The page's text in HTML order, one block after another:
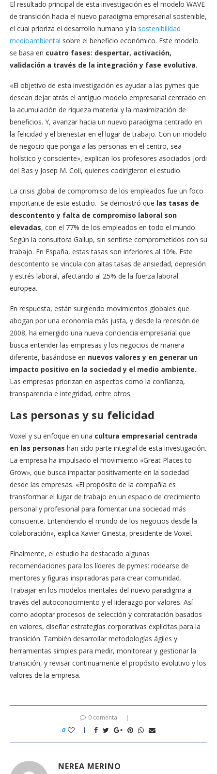
El resultado principal de esta investigación es el modelo WAVE
de transición hacia el nuevo paradigma empresarial sostenible,
el cual prioriza el desarrollo humano y la sostenibilidad
medioambiental sobre el beneficio económico. Este modelo
se basa en cuatro fases: despertar, activación,
validación a través de la integración y fase evolutiva.
«El objetivo de esta investigación es ayudar a las pymes que
desean dejar atrás el antiguo modelo empresarial centrado en
la acumulación de riqueza material y la maximización de
beneficios. Y, avanzar hacia un nuevo paradigma centrado en
la felicidad y el bienestar en el lugar de trabajo. Con un modelo
de negocio que ponga a las personas en el centro, sea
holístico y consciente», explican los profesores asociados Jordi
del Bas y Josep M. Coll, quienes codirigieron el estudio.
La crisis global de compromiso de los empleados fue un foco
importante de este estudio. Se demostró que las tasas de
descontento y falta de compromiso laboral son
elevadas, con el 77% de los empleados en todo el mundo.
Según la consultora Gallup, sin sentirse comprometidos con su
trabajo. En España, estas tasas son inferiores al 10%. Este
descontento se vincula con altas tasas de ansiedad, depresión
y estrés laboral, afectando al 25% de la fuerza laboral
europea.
En respuesta, están surgiendo movimientos globales que
abogan por una economía más justa, y desde la recesión de
2008, ha emergido una nueva conciencia empresarial que
busca entender las empresas y los negocios de manera
diferente, basándose en nuevos valores y en generar un
impacto positivo en la sociedad y el medio ambiente.
Las empresas priorizan en aspectos como la confianza,
transparencia e integridad, entre otros.
Las personas y su felicidad
Voxel y su enfoque en una cultura empresarial centrada
en las personas han sido parte integral de esta investigación.
La empresa ha impulsado el movimiento «Great Places to
Grow», que busca impactar positivamente en la sociedad
desde las empresas. «El propósito de la compañía es
transformar el lugar de trabajo en un espacio de crecimiento
personal y profesional para fomentar una sociedad más
consciente. Entendiendo el mundo de los negocios desde la
colaboración», explica Xavier Ginesta, presidente de Voxel.
Finalmente, el estudio ha destacado algunas
recomendaciones para los líderes de pymes: rodearse de
mentores y figuras inspiradoras para crear comunidad.
Trabajar en los modelos mentales del nuevo paradigma a
través del autoconocimiento y el liderazgo por valores. Así
como adoptar procesos de selección y contratación basados
en valores, diseñar estrategias corporativas explícitas para la
transición. También desarrollar metodologías ágiles y
herramientas simples para medir, monitorear y gestionar la
transición, y revisar continuamente el propósito evolutivo y los
valores de la empresa.
0 comenta
0
NEREA MERINO